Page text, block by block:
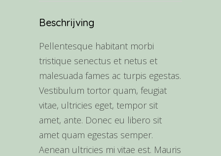
Beschrijving
Pellentesque habitant morbi
tristique senectus et netus et
malesuada fames ac turpis egestas.
Vestibulum tortor quam, feugiat
vitae, ultricies eget, tempor sit
amet, ante. Donec eu libero sit
amet quam egestas semper.
Aenean ultricies mi vitae est. Mauris